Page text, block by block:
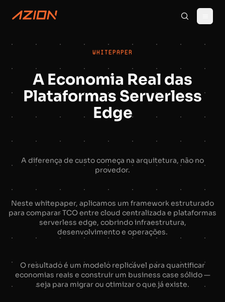
WHITEPAPER
A Economia Real das
Plataformas Serverless
Edge
A diferença de custo começa na arquitetura, não no
provedor.
Neste whitepaper, aplicamos um framework estruturado
para comparar TCO entre cloud centralizada e plataformas
serverless edge, cobrindo infraestrutura,
desenvolvimento e operações.
O resultado é um modelo replicável para quantificar
economias reais e construir um business case sólido —
seja para migrar ou otimizar o que já existe.